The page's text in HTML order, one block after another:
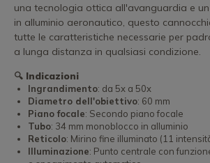
una tecnologia ottica all'avanguardia e
in alluminio aeronautico, questo
tutte le caratteristiche necessarie per
a lunga distanza in qualsiasi condizione.
🔍 Indicazioni
Ingrandimento: da 5x a 50x
Diametro dell'obiettivo: 60 mm
Piano focale: Secondo piano focale
Tubo: 34 mm monoblocco in alluminio
Reticolo: Mirino fine illuminato (11
Illuminazione: Punto centrale con